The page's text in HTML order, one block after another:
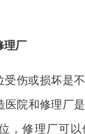
理厂
受伤或损坏是
医院和修理厂
，修理厂可